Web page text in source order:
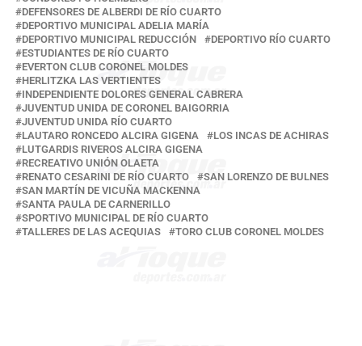
DEFENSORES DE ALBERDI DE RÍO CUARTO
DEPORTIVO MUNICIPAL ADELIA MARÍA
DEPORTIVO MUNICIPAL REDUCCIÓN
DEPORTIVO RÍO CUARTO
ESTUDIANTES DE RÍO CUARTO
EVERTON CLUB CORONEL MOLDES
HERLITZKA LAS VERTIENTES
INDEPENDIENTE DOLORES GENERAL CABRERA
JUVENTUD UNIDA DE CORONEL BAIGORRIA
JUVENTUD UNIDA RÍO CUARTO
LAUTARO RONCEDO ALCIRA GIGENA
LOS INCAS DE ACHIRAS
LUTGARDIS RIVEROS ALCIRA GIGENA
RECREATIVO UNIÓN OLAETA
RENATO CESARINI DE RÍO CUARTO
SAN LORENZO DE BULNES
SAN MARTÍN DE VICUÑA MACKENNA
SANTA PAULA DE CARNERILLO
SPORTIVO MUNICIPAL DE RÍO CUARTO
TALLERES DE LAS ACEQUIAS
TORO CLUB CORONEL MOLDES